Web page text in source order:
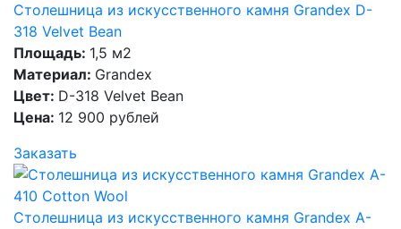
Столешница из искусственного камня Grandex D-
318 Velvet Bean
Площадь: 1,5 м2
Материал: Grandex
Цвет: D-318 Velvet Bean
Цена: 12 900 рублей
Заказать
Столешница из искусственного камня Grandex A-